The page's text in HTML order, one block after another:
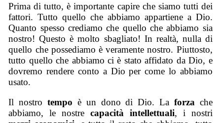
Prima di tutto, è importante capire che siamo tutti dei
fattori. Tutto quello che abbiamo appartiene a Dio.
Quanto spesso crediamo che quello che abbiamo sia
nostro! Questo è molto sbagliato! In realtà, nulla di
quello che possediamo è veramente nostro. Piuttosto,
tutto quello che abbiamo ci è stato affidato da Dio, e
dovremo rendere conto a Dio per come lo abbiamo
usato.
Il nostro tempo è un dono di Dio. La forza che
abbiamo, le nostre capacità intellettuali, i nostri